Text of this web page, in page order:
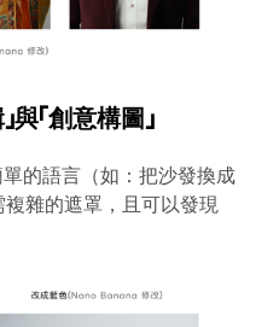
「創意構圖」
單的語言（如：把沙發換成
雜的遮罩，且可以發現